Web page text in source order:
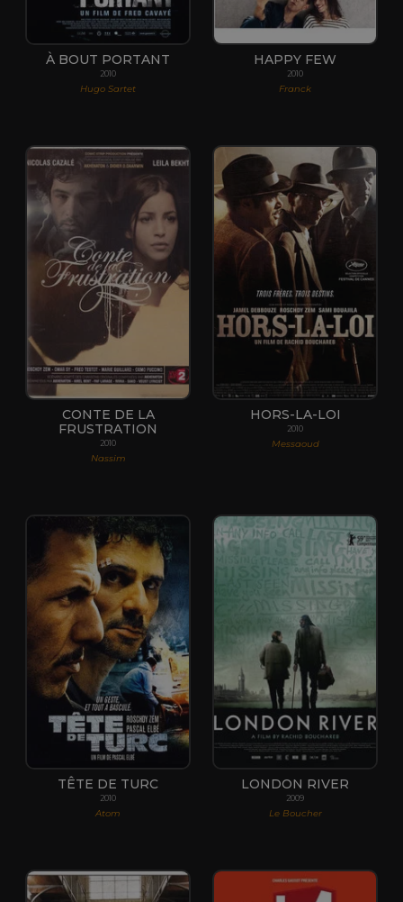
À BOUT PORTANT
2010
Hugo Sartet
HAPPY FEW
2010
Franck
CONTE DE LA
FRUSTRATION
2010
Nassim
HORS-LA-LOI
2010
Messaoud
TÊTE DE TURC
2010
Atom
LONDON RIVER
2009
Le Boucher